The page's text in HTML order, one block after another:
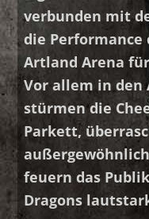
verbunden mit
die Performance
Artland Arena
Vor allem in den
stürmen die
Parkett,
feuern das
Dragons